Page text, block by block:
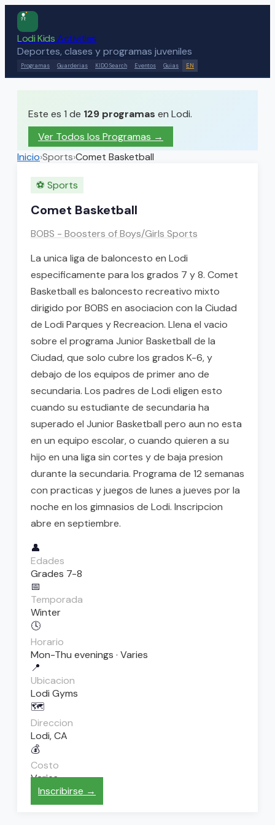
Lodi KidsActivities
Deportes, clases y programas juveniles
Programas Guarderias KIDO Search Eventos Guias EN
Este es 1 de 129 programas en Lodi.
Ver Todos los Programas →
Inicio›Sports›Comet Basketball
⚽ Sports
Comet Basketball
BOBS - Boosters of Boys/Girls Sports
La unica liga de baloncesto en Lodi
especificamente para los grados 7 y 8. Comet
Basketball es baloncesto recreativo mixto
dirigido por BOBS en asociacion con la Ciudad
de Lodi Parques y Recreacion. Llena el vacio
sobre el programa Junior Basketball de la
Ciudad, que solo cubre los grados K-6, y
debajo de los equipos de primer ano de
secundaria. Los padres de Lodi eligen esto
cuando su estudiante de secundaria ha
superado el Junior Basketball pero aun no esta
en un equipo escolar, o cuando quieren a su
hijo en una liga sin cortes y de baja presion
durante la secundaria. Programa de 12 semanas
con practicas y juegos de lunes a jueves por la
noche en los gimnasios de Lodi. Inscripcion
abre en septiembre.
👤
Edades
Grades 7-8
📅
Temporada
Winter
🕓
Horario
Mon-Thu evenings · Varies
📍
Ubicacion
Lodi Gyms
🗺️
Direccion
Lodi, CA
💰
Costo
Varies
Inscribirse →